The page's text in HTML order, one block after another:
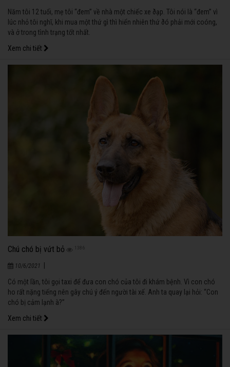
Năm tôi 12 tuổi, mẹ tôi “đem” về nhà một chiếc xe ðạp. Tôi nói là “đem” vì
lúc nhỏ tôi nghĩ, khi mua một thứ gì thì hiển nhiên thứ ðó phải mới coóng,
và ở trong tình trạng tốt nhất.
Xem chi tiết
Chú chó bị vứt bỏ 1386
10/6/2021
Có một lần, tôi gọi taxi để đưa con chó của tôi đi khám bệnh. Vì con chó
ho rất nặng tiếng nên gây chú ý đến người tài xế. Anh ta quay lại hỏi: “Con
chó bị cảm lạnh à?”
Xem chi tiết